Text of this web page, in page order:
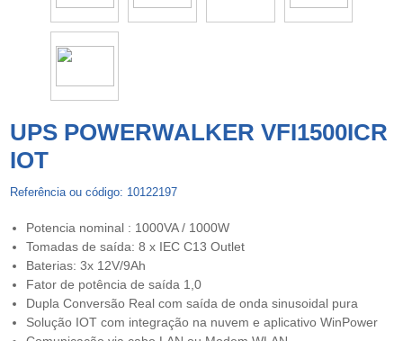
UPS POWERWALKER VFI1500ICR
IOT
Referência ou código: 10122197
Potencia nominal : 1000VA / 1000W
Tomadas de saída: 8 x IEC C13 Outlet
Baterias: 3x 12V/9Ah
Fator de potência de saída 1,0
Dupla Conversão Real com saída de onda sinusoidal pura
Solução IOT com integração na nuvem e aplicativo WinPower